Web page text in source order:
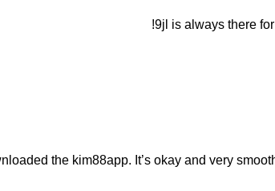
9jl is always there
!
the kim88app. It’s okay and very